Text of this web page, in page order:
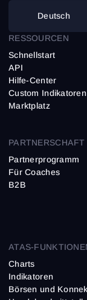
Deutsch
ATAS-
Charts
Indikatoren
Börsen und
RESSOURCEN
Schnellstart
API
Hilfe-Center
Custom Indikatoren
Marktplatz
PARTNERSCHAFT
Partnerprogramm
Für Coaches
B2B